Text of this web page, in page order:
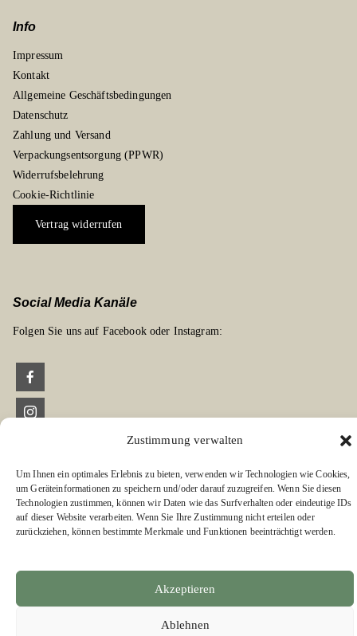
Zustimmung verwalten
Um Ihnen ein optimales Erlebnis zu bieten, verwenden wir Technologien wie Cookies,
um Geräteinformationen zu speichern und/oder darauf zuzugreifen. Wenn Sie diesen
Technologien zustimmen, können wir Daten wie das Surfverhalten oder eindeutige IDs
auf dieser Website verarbeiten. Wenn Sie Ihre Zustimmung nicht erteilen oder
zurückziehen, können bestimmte Merkmale und Funktionen beeinträchtigt werden.
Akzeptieren
Ablehnen
Info
Impressum
Kontakt
Allgemeine Geschäftsbedingungen
Datenschutz
Zahlung und Versand
Verpackungsentsorgung (PPWR)
Widerrufsbelehrung
Cookie-Richtlinie
Vertrag widerrufen
Social Media Kanäle
Folgen Sie uns auf Facebook oder Instagram:
Links zu unseren Partnerverlagen
BÄRENKLAU EXKLUSIV